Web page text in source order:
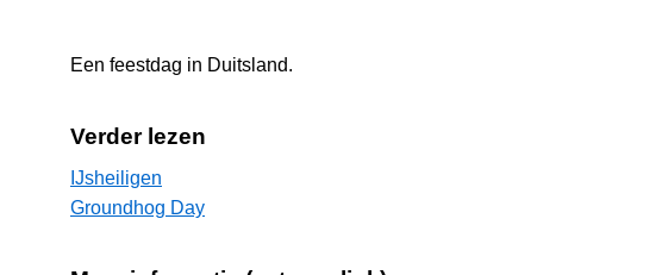
Een feestdag in Duitsland.
Verder lezen
IJsheiligen
Groundhog Day